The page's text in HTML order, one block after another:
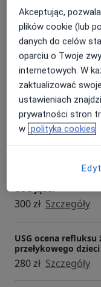
USG / doppler
300 zł Szczegóły
USG doppler
noga
280 zł Szczegóły
USG jamy brzusznej
USG jąder
300 zł Szczegóły
USG ocena refluksu
przełykowego dzieci
280 zł Szczegóły
Akceptując,
plików cookie (lub
danych do celów
oparciu o Twoje
internetowych. W
zaktualizować
ustawieniach
prywatności stron
w polityka cookies